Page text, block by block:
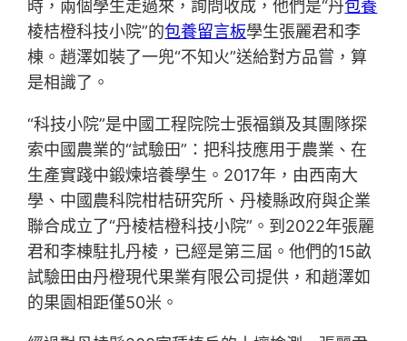
時，兩個學生走過來，詢問收成，他們是“丹包養
棱桔橙科技小院”的包養留言板學生張麗君和李
棟。趙澤如裝了一兜“不知火”送給對方品嘗，算
是相識了。
“科技小院”是中國工程院院士張福鎖及其團隊探
索中國農業的“試驗田”：把科技應用于農業、在
生產實踐中鍛煉培養學生。2017年，由西南大
學、中國農科院柑桔研究所、丹棱縣政府與企業
聯合成立了“丹棱桔橙科技小院”。到2022年張麗
君和李棟駐扎丹棱，已經是第三屆。他們的15畝
試驗田由丹橙現代果業有限公司提供，和趙澤如
的果園相距僅50米。